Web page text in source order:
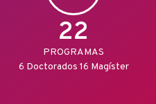
22
PROGRAMAS
6 Doctorados 16 Magíster